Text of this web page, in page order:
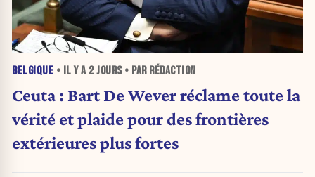
BELGIQUE • IL Y A 2 JOURS• PAR RÉDACTION
Ceuta : Bart De Wever réclame toute la
vérité et plaide pour des frontières
extérieures plus fortes